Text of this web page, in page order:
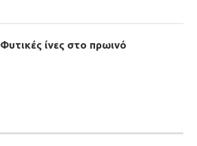
Φυτικές ίνες στο πρωινό